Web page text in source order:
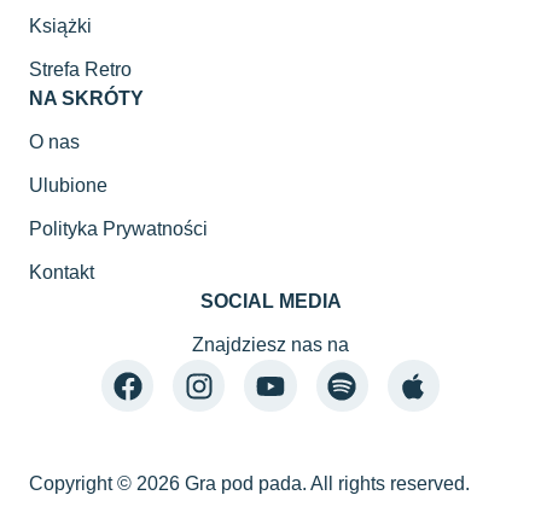
Książki
Strefa Retro
NA SKRÓTY
O nas
Ulubione
Polityka Prywatności
Kontakt
SOCIAL MEDIA
Znajdziesz nas na
Copyright © 2026 Gra pod pada. All rights reserved.